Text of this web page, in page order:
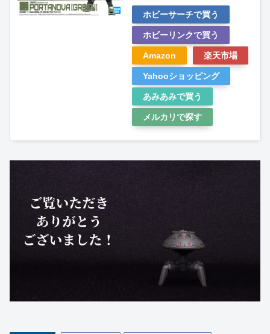
ホビーサーチで買う
ホビーリンクで買う
Amazon 楽天市場
Yahooショッピング
あみあみで買う
メルカリで探す